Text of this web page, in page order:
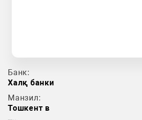
Банк:
Халқ банки
Манзил:
Тошкент в